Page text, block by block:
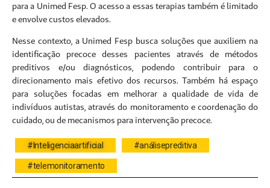
para a Unimed Fesp.O acesso a essas terapias também é limitado
e envolve custos elevados.
Nesse contexto, a Unimed Fesp busca soluções que auxiliem na
identificação precoce desses pacientes através de métodos
preditivos e/ou diagnósticos, podendo contribuir para o
direcionamento mais efetivo dos recursos. Também há espaço
para soluções focadas em melhorar a qualidade de vida de
indivíduos autistas, através do monitoramento e coordenação do
cuidado, ou de mecanismos para intervenção precoce.
#Inteligenciaartificial #análisepreditiva
#telemonitoramento